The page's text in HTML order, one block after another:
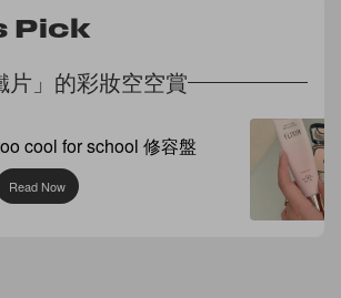
Pick
片」的彩妝空空賞
cool for school 修容盤
Read Now